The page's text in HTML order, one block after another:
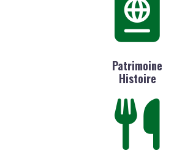
Patrimoine
Histoire